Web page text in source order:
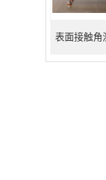
表面接触角